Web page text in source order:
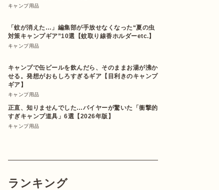
キャンプ用品
「蚊が消えた…」編集部が手放せなくなった“夏の虫
対策キャンプギア”10選【蚊取り線香ホルダーetc.】
キャンプ用品
キャンプで缶ビールを飲んだら、そのままお湯が沸か
せる。発想がおもしろすぎるギア【目利きのキャンプ
ギア】
キャンプ用品
正直、知りませんでした…バイヤーが驚いた「衝撃的
すぎキャンプ道具」6選【2026年版】
キャンプ用品
ランキング